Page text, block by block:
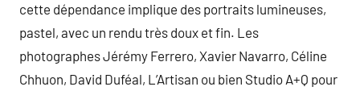
cette dépendance implique des portraits lumineuses,
pastel, avec un rendu très doux et fin. Les
photographes Jérémy Ferrero, Xavier Navarro, Céline
Chhuon, David Duféal, L’Artisan ou bien Studio A+Q pour